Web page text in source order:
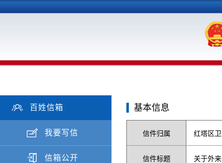
百姓信箱
我要写信
信箱公开
基本信息
信件归属 红塔区
信件标题 关于外